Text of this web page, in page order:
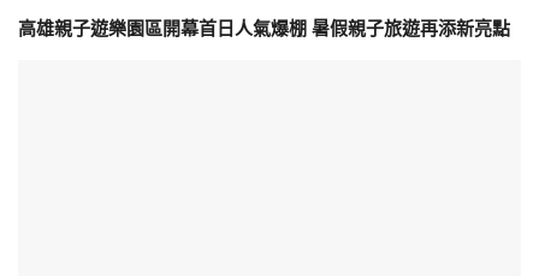
高雄親子遊樂園區開幕首日人氣爆棚 暑假親子旅遊再添新亮點